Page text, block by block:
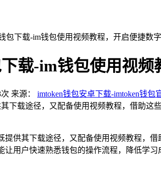
包下载-im钱包使用视频教程，开启便捷数
载-im钱包使用视
次 来源： imtoken钱包安卓下载-imtoken钱包
下载途径，又配备使用视频教程，借助
提供其下载途径，又配备使用视频教程，
让用户快速熟悉钱包的操作流程，降低学